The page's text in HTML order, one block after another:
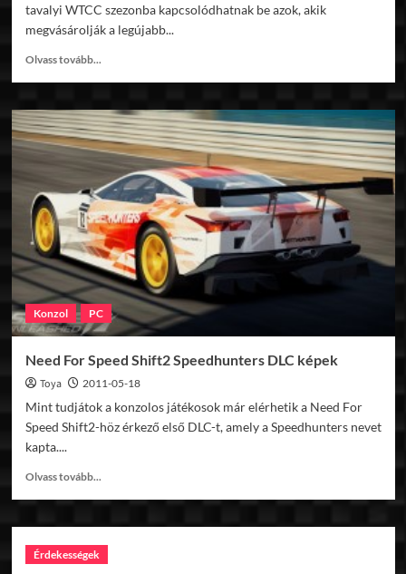
tavalyi WTCC szezonba kapcsolódhatnak be azok, akik
megvásárolják a legújabb...
Olvass tovább...
WTCC
2010
Pack
Konzol PC
Need For Speed Shift2 Speedhunters DLC képek
Toya 2011-05-18
Mint tudjátok a konzolos játékosok már elérhetik a Need For
Speed Shift2-höz érkező első DLC-t, amely a Speedhunters nevet
kapta....
Olvass tovább...
Need
For
Érdekességek